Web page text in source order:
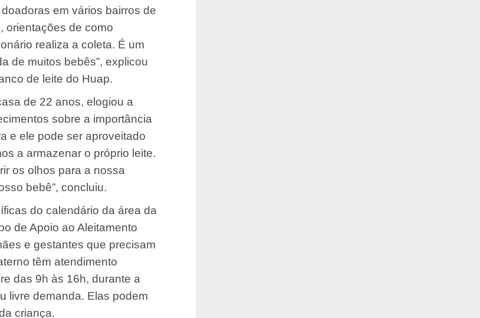
em vários bairros de
orientações de como
realiza a coleta. É um
de muitos bebês”, explicou
de leite do Huap.
de 22 anos, elogiou a
sobre a importância
e ele pode ser aproveitado
a armazenar o próprio leite.
os olhos para a nossa
bebê”, concluiu.
do calendário da área da
de Apoio ao Aleitamento
e gestantes que precisam
têm atendimento
das 9h às 16h, durante a
livre demanda. Elas podem
criança.